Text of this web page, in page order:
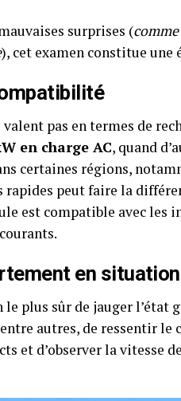
surprises (
), cet examen constitue une
pas en termes de
en charge AC, quand
certaines régions,
peut faire la
est compatible avec les
en
plus sûr de jauger l’état
autres, de ressentir
et d’observer la vitesse